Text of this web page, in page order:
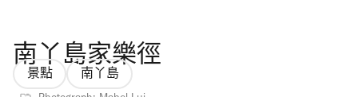
南丫島家樂徑
景點 南丫島